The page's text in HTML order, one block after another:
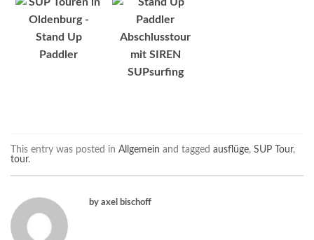
This entry was posted in Allgemein and tagged ausflüge, SUP Tour,
tour.
by axel bischoff